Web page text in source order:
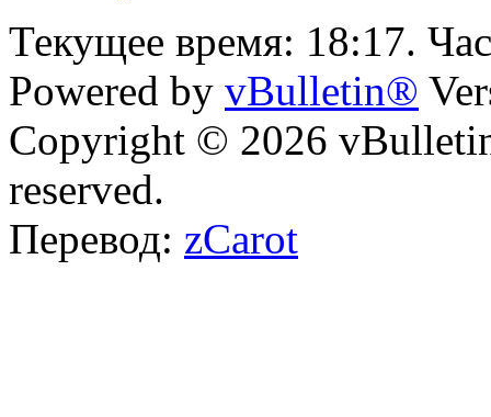
Текущее время: 18:17.
Powered by vBulletin®
Copyright © 2026
reserved.
Перевод: zCarot